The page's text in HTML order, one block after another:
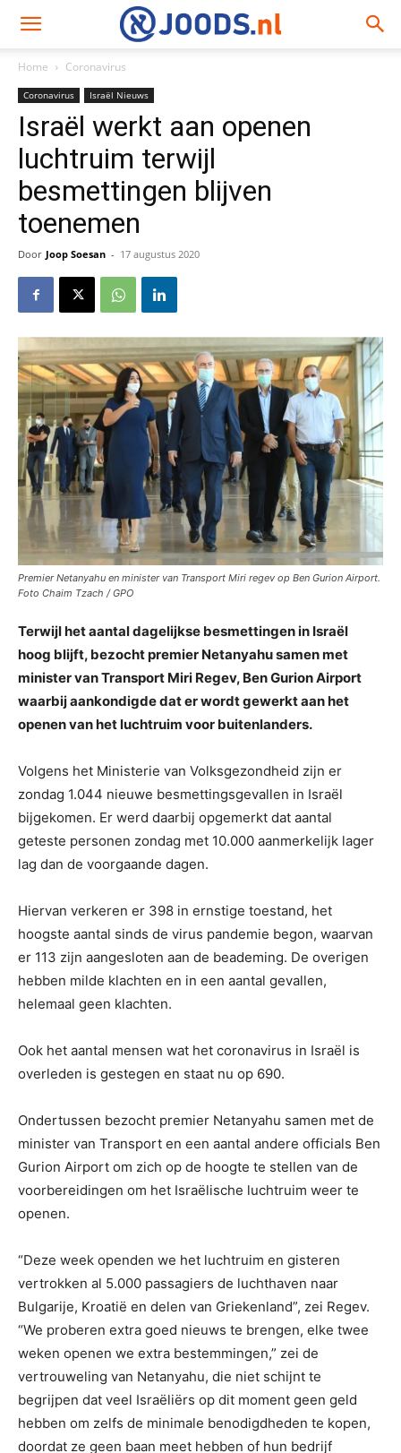
Home Coronavirus
Coronavirus Israël Nieuws
Israël werkt aan openen
luchtruim terwijl
besmettingen blijven
toenemen
Door Joop Soesan - 17 augustus 2020
Premier Netanyahu en minister van Transport Miri regev op Ben Gurion Airport.
Foto Chaim Tzach / GPO
Terwijl het aantal dagelijkse besmettingen in Israël
hoog blijft, bezocht premier Netanyahu samen met
minister van Transport Miri Regev, Ben Gurion Airport
waarbij aankondigde dat er wordt gewerkt aan het
openen van het luchtruim voor buitenlanders.
Volgens het Ministerie van Volksgezondheid zijn er
zondag 1.044 nieuwe besmettingsgevallen in Israël
bijgekomen. Er werd daarbij opgemerkt dat aantal
geteste personen zondag met 10.000 aanmerkelijk lager
lag dan de voorgaande dagen.
Hiervan verkeren er 398 in ernstige toestand, het
hoogste aantal sinds de virus pandemie begon, waarvan
er 113 zijn aangesloten aan de beademing. De overigen
hebben milde klachten en in een aantal gevallen,
helemaal geen klachten.
Ook het aantal mensen wat het coronavirus in Israël is
overleden is gestegen en staat nu op 690.
Ondertussen bezocht premier Netanyahu samen met de
minister van Transport en een aantal andere officials Ben
Gurion Airport om zich op de hoogte te stellen van de
voorbereidingen om het Israëlische luchtruim weer te
openen.
“Deze week openden we het luchtruim en gisteren
vertrokken al 5.000 passagiers de luchthaven naar
Bulgarije, Kroatië en delen van Griekenland”, zei Regev.
“We proberen extra goed nieuws te brengen, elke twee
weken openen we extra bestemmingen,” zei de
vertrouweling van Netanyahu, die niet schijnt te
begrijpen dat veel Israëliërs op dit moment geen geld
hebben om zelfs de minimale benodigdheden te kopen,
doordat ze geen baan meet hebben of hun bedrijf